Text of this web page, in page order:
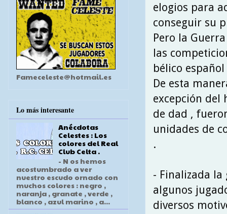
elogios para
conseguir su
Pero la
las
bélico
De esta
excepción del
de dad ,
unidades de
.
- Finalizada la
algunos
diversos
Fameceleste@hotmail.es
Lo más interesante
Anécdotas
Celestes : Los
colores del Real
Club Celta .
- N os hemos
acostumbrado a ver
nuestro escudo ornado con
muchos colores : negro ,
naranja , granate , verde ,
blanco , azul marino , a...